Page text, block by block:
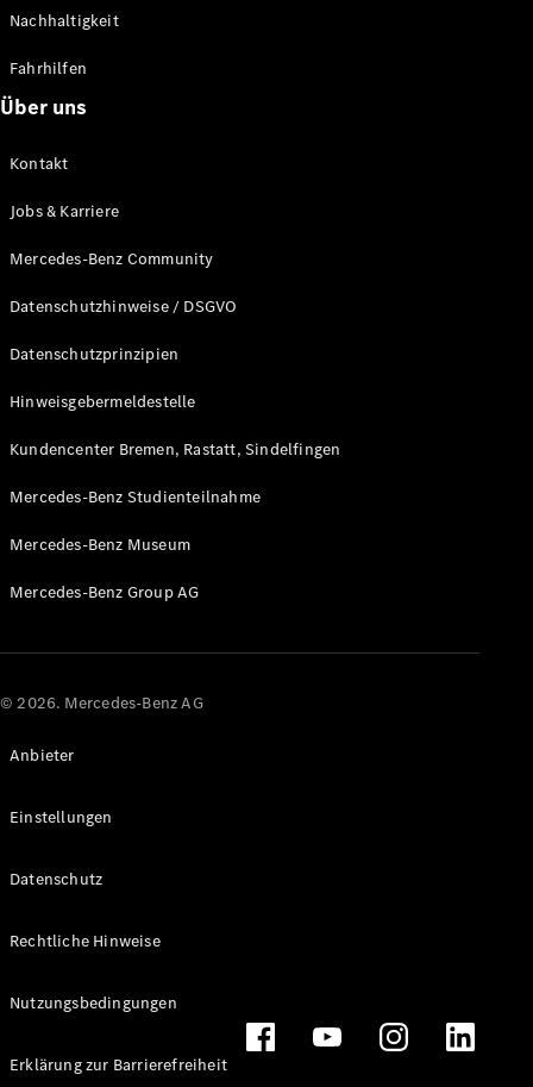
Nachhaltigkeit
Fahrhilfen
Über uns
Kontakt
Jobs & Karriere
Mercedes-Benz Community
Datenschutzhinweise / DSGVO
Datenschutzprinzipien
Hinweisgebermeldestelle
Kundencenter Bremen, Rastatt, Sindelfingen
Mercedes-Benz Studienteilnahme
Mercedes-Benz Museum
Mercedes-Benz Group AG
© 2026. Mercedes-Benz AG
Anbieter
Einstellungen
Datenschutz
Rechtliche Hinweise
Nutzungsbedingungen
Erklärung zur Barrierefreiheit